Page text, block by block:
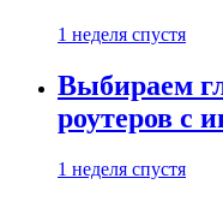
1 неделя спустя
Выбираем
роутеров с
1 неделя спустя